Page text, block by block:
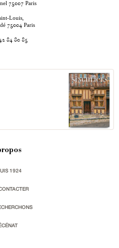
75007 Paris
Louis,
75004 Paris
84 80 85
1924